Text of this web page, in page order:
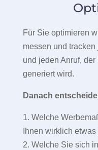
Für Sie optimieren
messen und
und jeden Anruf,
generiert wird.
Danach
1. Welche
Ihnen wirklich
2. Welche Sie sich